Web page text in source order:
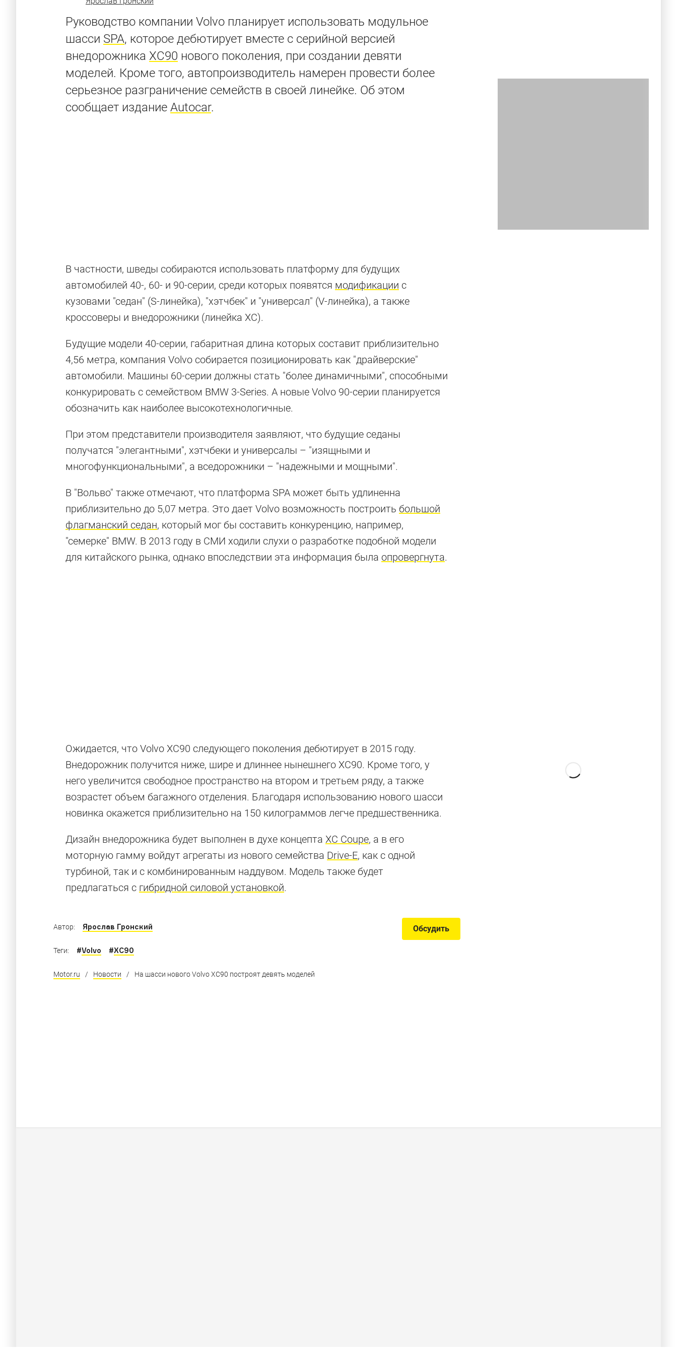
Руководство компании Volvo планирует использовать модульное
шасси SPA, которое дебютирует вместе с серийной версией
внедорожника XC90 нового поколения, при создании девяти
моделей. Кроме того, автопроизводитель намерен провести более
серьезное разграничение семейств в своей линейке. Об этом
сообщает издание Autocar.
В частности, шведы собираются использовать платформу для будущих
автомобилей 40-, 60- и 90-серии, среди которых появятся модификации с
кузовами "седан" (S-линейка), "хэтчбек" и "универсал" (V-линейка), а также
кроссоверы и внедорожники (линейка XC).
Будущие модели 40-серии, габаритная длина которых составит приблизительно
4,56 метра, компания Volvo собирается позиционировать как "драйверские"
автомобили. Машины 60-серии должны стать "более динамичными", способными
конкурировать с семейством BMW 3-Series. А новые Volvo 90-серии планируется
обозначить как наиболее высокотехнологичные.
При этом представители производителя заявляют, что будущие седаны
получатся "элегантными", хэтчбеки и универсалы – "изящными и
многофункциональными", а вседорожники – "надежными и мощными".
В "Вольво" также отмечают, что платформа SPA может быть удлиненна
приблизительно до 5,07 метра. Это дает Volvo возможность построить большой
флагманский седан, который мог бы составить конкуренцию, например,
"семерке" BMW. В 2013 году в СМИ ходили слухи о разработке подобной модели
для китайского рынка, однако впоследствии эта информация была опровергнута.
Ожидается, что Volvo XC90 следующего поколения дебютирует в 2015 году.
Внедорожник получится ниже, шире и длиннее нынешнего XC90. Кроме того, у
него увеличится свободное пространство на втором и третьем ряду, а также
возрастет объем багажного отделения. Благодаря использованию нового шасси
новинка окажется приблизительно на 150 килограммов легче предшественника.
Дизайн внедорожника будет выполнен в духе концепта XC Coupe, а в его
моторную гамму войдут агрегаты из нового семейства Drive-E, как с одной
турбиной, так и с комбинированным наддувом. Модель также будет
предлагаться с гибридной силовой установкой.
Обсудить
Автор: Ярослав Гронский
Теги: #Volvo #XC90
Motor.ru / Новости / На шасси нового Volvo XC90 построят девять моделей